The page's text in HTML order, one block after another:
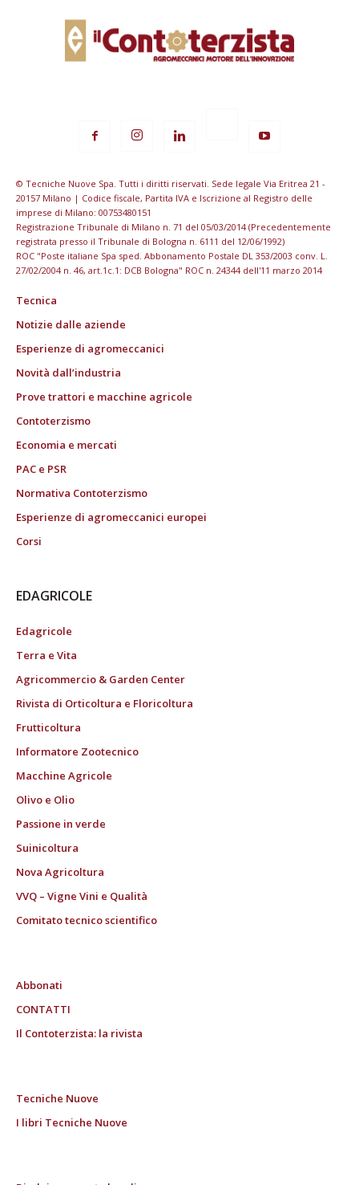
© Tecniche Nuove Spa. Tutti i diritti riservati. Sede legale Via Eritrea 21 -
20157 Milano | Codice fiscale, Partita IVA e Iscrizione al Registro delle
imprese di Milano: 00753480151
Registrazione Tribunale di Milano n. 71 del 05/03/2014 (Precedentemente
registrata presso il Tribunale di Bologna n. 6111 del 12/06/1992)
ROC "Poste italiane Spa sped. Abbonamento Postale DL 353/2003 conv. L.
27/02/2004 n. 46, art.1c.1: DCB Bologna" ROC n. 24344 dell'11 marzo 2014
Tecnica
Notizie dalle aziende
Esperienze di agromeccanici
Novità dall’industria
Prove trattori e macchine agricole
Contoterzismo
Economia e mercati
PAC e PSR
Normativa Contoterzismo
Esperienze di agromeccanici europei
Corsi
EDAGRICOLE
Edagricole
Terra e Vita
Agricommercio & Garden Center
Rivista di Orticoltura e Floricoltura
Frutticoltura
Informatore Zootecnico
Macchine Agricole
Olivo e Olio
Passione in verde
Suinicoltura
Nova Agricoltura
VVQ – Vigne Vini e Qualità
Comitato tecnico scientifico
Abbonati
CONTATTI
Il Contoterzista: la rivista
Tecniche Nuove
I libri Tecniche Nuove